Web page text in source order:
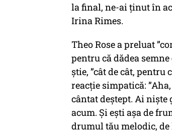
la final, ne-ai ținut în
Irina Rimes.
Theo Rose a preluat
pentru că dădea
știe, ”cât de cât,
reacție simpatică:
cântatdeștept. Ai niște
acum. Și ești așa de
drumul tău melodic,